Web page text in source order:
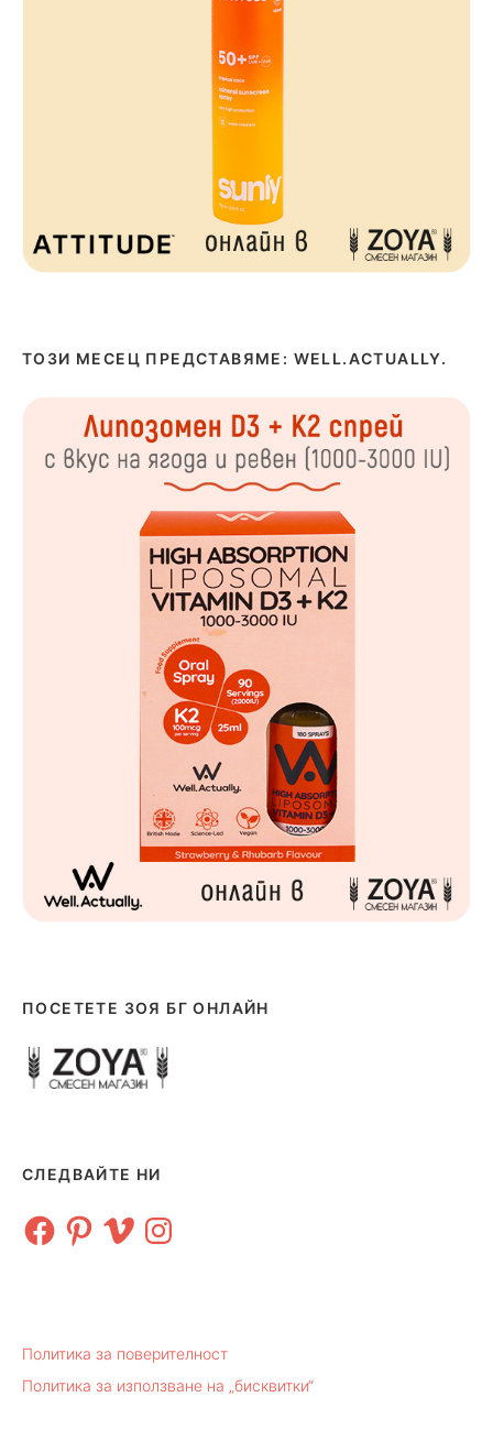
ТОЗИ МЕСЕЦ ПРЕДСТАВЯМЕ: WELL.ACTUALLY.
ПОСЕТЕТЕ ЗОЯ БГ ОНЛАЙН
СЛЕДВАЙТЕ НИ
FacebookPinterest
Vimeo Instagram
Политика за поверителност
Политика за използване на „бисквитки“